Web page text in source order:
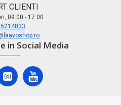
CLIENTI
09:00 - 17:00
in Social Media